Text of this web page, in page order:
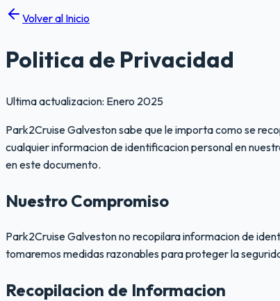
Volver al Inicio
Politica de Privacidad
Ultima actualizacion: Enero 2025
Park2Cruise Galveston sabe que le importa como se
cualquier informacion de identificacion personal en
en este documento.
Nuestro Compromiso
Park2Cruise Galveston no recopilara informacion de
tomaremos medidas razonables para proteger la
Recopilacion de Informacion